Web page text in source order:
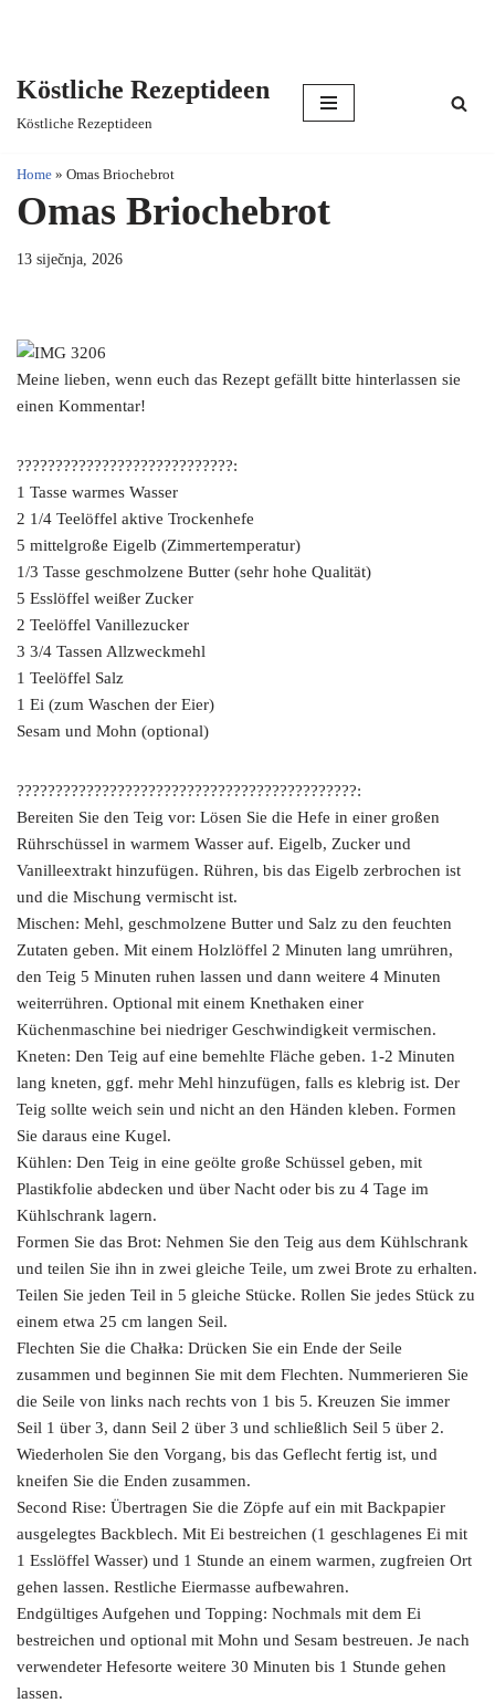
content
Köstliche Rezeptideen
Köstliche Rezeptideen
Home » Omas Briochebrot
Omas Briochebrot
13 siječnja, 2026
Meine lieben, wenn euch das Rezept gefällt bitte hinterlassen sie
einen Kommentar!
????????????????????????????:
1 Tasse warmes Wasser
2 1/4 Teelöffel aktive Trockenhefe
5 mittelgroße Eigelb (Zimmertemperatur)
1/3 Tasse geschmolzene Butter (sehr hohe Qualität)
5 Esslöffel weißer Zucker
2 Teelöffel Vanillezucker
3 3/4 Tassen Allzweckmehl
1 Teelöffel Salz
1 Ei (zum Waschen der Eier)
Sesam und Mohn (optional)
????????????????????????????????????????????:
Bereiten Sie den Teig vor: Lösen Sie die Hefe in einer großen
Rührschüssel in warmem Wasser auf. Eigelb, Zucker und
Vanilleextrakt hinzufügen. Rühren, bis das Eigelb zerbrochen ist
und die Mischung vermischt ist.
Mischen: Mehl, geschmolzene Butter und Salz zu den feuchten
Zutaten geben. Mit einem Holzlöffel 2 Minuten lang umrühren,
den Teig 5 Minuten ruhen lassen und dann weitere 4 Minuten
weiterrühren. Optional mit einem Knethaken einer
Küchenmaschine bei niedriger Geschwindigkeit vermischen.
Kneten: Den Teig auf eine bemehlte Fläche geben. 1-2 Minuten
lang kneten, ggf. mehr Mehl hinzufügen, falls es klebrig ist. Der
Teig sollte weich sein und nicht an den Händen kleben. Formen
Sie daraus eine Kugel.
Kühlen: Den Teig in eine geölte große Schüssel geben, mit
Plastikfolie abdecken und über Nacht oder bis zu 4 Tage im
Kühlschrank lagern.
Formen Sie das Brot: Nehmen Sie den Teig aus dem Kühlschrank
und teilen Sie ihn in zwei gleiche Teile, um zwei Brote zu erhalten.
Teilen Sie jeden Teil in 5 gleiche Stücke. Rollen Sie jedes Stück zu
einem etwa 25 cm langen Seil.
Flechten Sie die Chałka: Drücken Sie ein Ende der Seile
zusammen und beginnen Sie mit dem Flechten. Nummerieren Sie
die Seile von links nach rechts von 1 bis 5. Kreuzen Sie immer
Seil 1 über 3, dann Seil 2 über 3 und schließlich Seil 5 über 2.
Wiederholen Sie den Vorgang, bis das Geflecht fertig ist, und
kneifen Sie die Enden zusammen.
Second Rise: Übertragen Sie die Zöpfe auf ein mit Backpapier
ausgelegtes Backblech. Mit Ei bestreichen (1 geschlagenes Ei mit
1 Esslöffel Wasser) und 1 Stunde an einem warmen, zugfreien Ort
gehen lassen. Restliche Eiermasse aufbewahren.
Endgültiges Aufgehen und Topping: Nochmals mit dem Ei
bestreichen und optional mit Mohn und Sesam bestreuen. Je nach
verwendeter Hefesorte weitere 30 Minuten bis 1 Stunde gehen
lassen.